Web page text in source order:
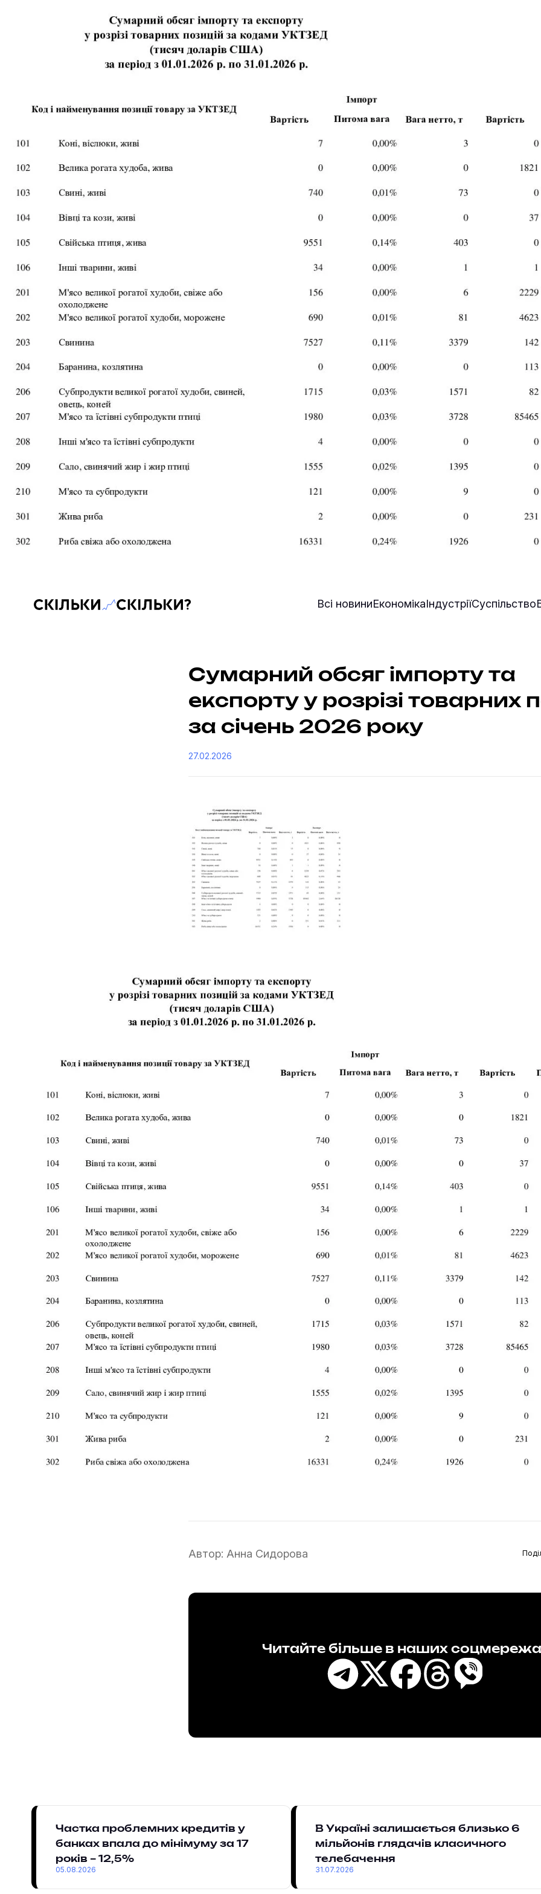
Скільки-скільки? — Медіа про суспільні дані Всі новиниЕкономікаІндустріїСуспільство
Сумарний обсяг імпорту та
експорту у розрізі товарних
за січень 2026 року
27.02.2026
Автор: Анна Сидорова
Читайте більше в наших
Частка проблемних кредитів у
банках впала до мінімуму за 17
років – 12,5%
05.08.2026
В Україні залишається близько 6
мільйонів глядачів класичного
телебачення
31.07.2026